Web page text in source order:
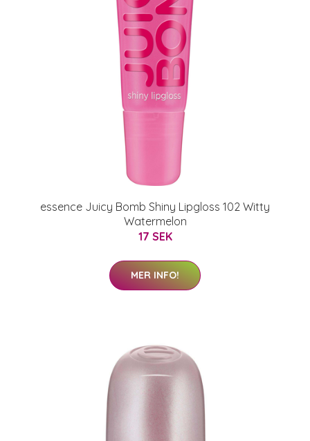
essence Juicy Bomb Shiny Lipgloss 102 Witty
Watermelon
17 SEK
MER INFO!